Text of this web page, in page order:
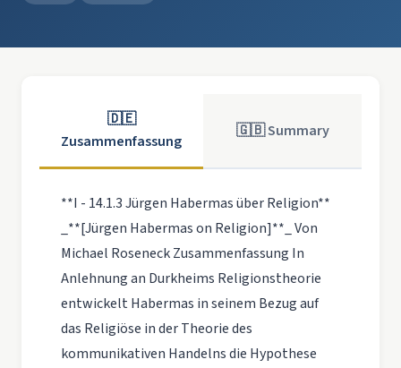
🇩🇪
Zusammenfassung
🇬🇧 Summary
**I - 14.1.3 Jürgen Habermas über Religion**
_**[Jürgen Habermas on Religion]**_ Von
Michael Roseneck Zusammenfassung In
Anlehnung an Durkheims Religionstheorie
entwickelt Habermas in seinem Bezug auf
das Religiöse in der Theorie des
kommunikativen Handelns die Hypothese